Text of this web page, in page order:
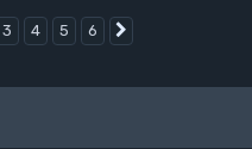
3 4 5 6